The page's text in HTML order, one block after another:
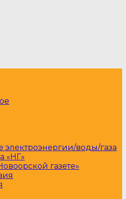
электроэнергии/воды/газа
«НГ»
газете»